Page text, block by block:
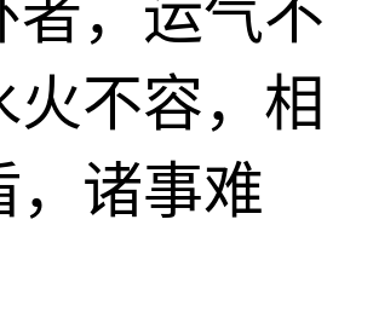
者，运气不
火不容，相
，诸事难